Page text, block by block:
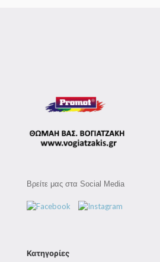
Βρείτε μας στα Social Media
Κατηγορίες